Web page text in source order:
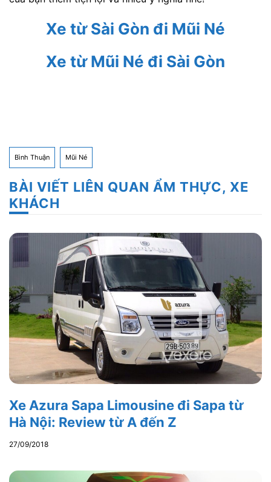
Xe từ Sài Gòn đi Mũi Né
Xe từ Mũi Né đi Sài Gòn
Bình Thuận Mũi Né
BÀI VIẾT LIÊN QUAN ẨM THỰC, XE
KHÁCH
Xe Azura Sapa Limousine đi Sapa từ
Hà Nội: Review từ A đến Z
27/09/2018